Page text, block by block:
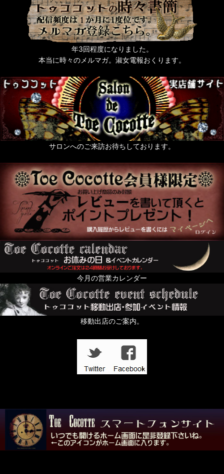
年3回程度になりました。
本当に時々のメルマガ。淑女電報おくります。
サロンへのご来訪お待ちしております。
今月の営業カレンダー
移動出店のご案内。